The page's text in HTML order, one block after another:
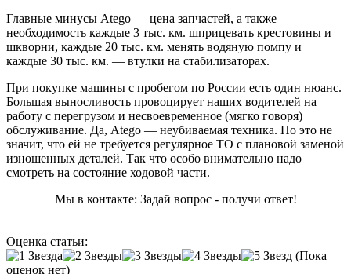
Главные минусы Atego — цена запчастей, а также
необходимость каждые 3 тыс. км. шприцевать крестовины и
шкворни, каждые 20 тыс. км. менять водяную помпу и
каждые 30 тыс. км. — втулки на стабилизаторах.
При покупке машины с пробегом по России есть один нюанс.
Большая выносливость провоцирует наших водителей на
работу с перегрузом и несвоевременное (мягко говоря)
обслуживание. Да, Atego — неубиваемая техника. Но это не
значит, что ей не требуется регулярное ТО с плановой заменой
изношенных деталей. Так что особо внимательно надо
смотреть на состояние ходовой части.
Мы в контакте: Задай вопрос - получи ответ!
Оценка статьи:
(Пока
оценок нет)